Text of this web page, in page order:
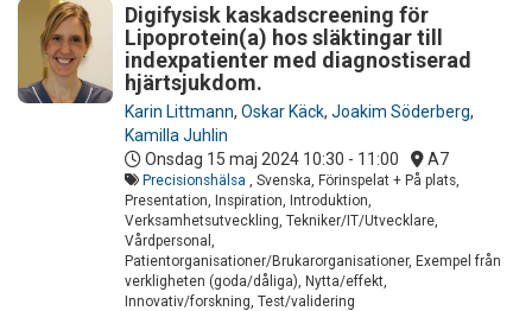
Digifysisk kaskadscreening för
Lipoprotein(a) hos släktingar till
indexpatienter med diagnostiserad
hjärtsjukdom.
Karin Littmann, Oskar Käck, Joakim Söderberg,
Kamilla Juhlin
Onsdag 15 maj 2024 10:30 - 11:00 A7
Precisionshälsa
, Svenska, Förinspelat + På plats,
Presentation, Inspiration, Introduktion,
Verksamhetsutveckling, Tekniker/IT/Utvecklare,
Vårdpersonal,
Patientorganisationer/Brukarorganisationer, Exempel från
verkligheten (goda/dåliga), Nytta/effekt,
Innovativ/forskning, Test/validering